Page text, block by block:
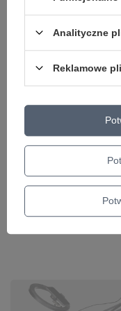
Uchwyt mikrofonowy
KA-LINE STAND G-5
5,60 zł
+ Dodaj do porównania
Analityczne
Reklamowe